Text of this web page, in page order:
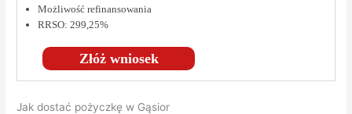
Złóż wniosek
Możliwość refinansowania
RRSO: 299,25%
Jak dostać pożyczkę w Gąsior